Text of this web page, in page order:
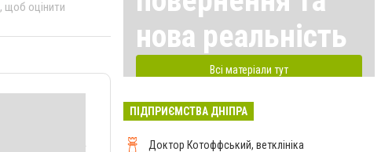
, щоб оцінити
нова реальність
Всі матеріали тут
ПІДПРИЄМСТВА ДНІПРА
Доктор Котоффський, ветклініка